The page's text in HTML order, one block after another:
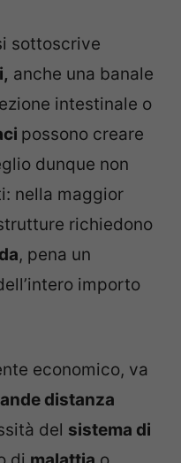
sottoscrive
anche una banale
intestinale o
possono creare
dunque non
nella maggior
richiedono
, pena un
importo
economico, va
distanza
del sistema di